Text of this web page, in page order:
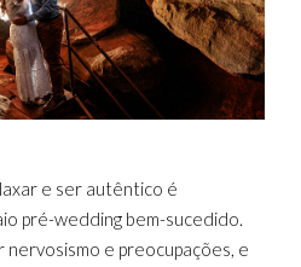
e ser autêntico é
pré-wedding bem-sucedido.
e preocupações, e